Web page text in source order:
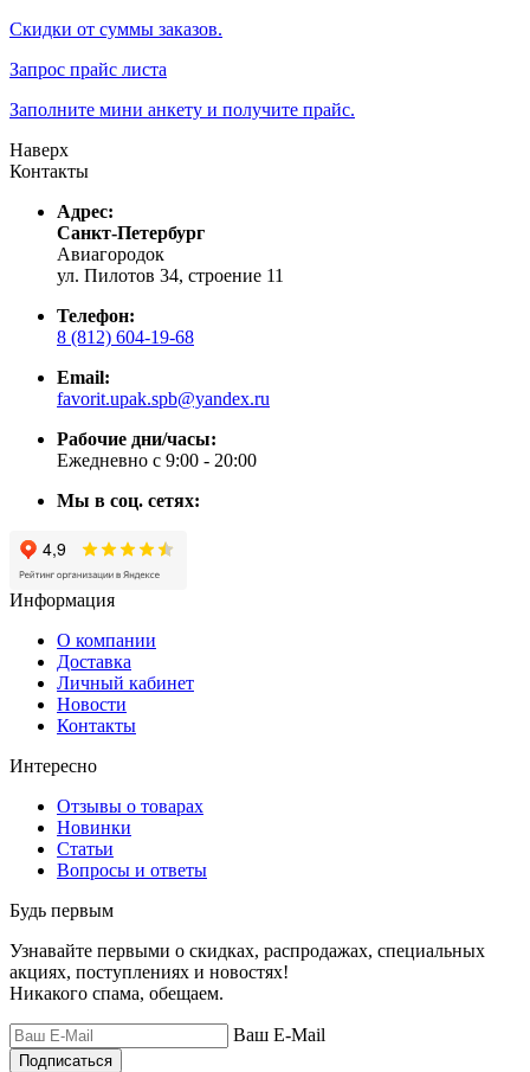
Скидки от суммы заказов.
Запрос прайс листа
Заполните мини анкету и получите прайс.
Наверх
Контакты
Адрес:
Санкт-Петербург
Авиагородок
ул. Пилотов 34, строение 11
Телефон:
8 (812) 604-19-68
Email:
favorit.upak.spb@yandex.ru
Рабочие дни/часы:
Ежедневно с 9:00 - 20:00
Мы в соц. сетях:
Информация
О компании
Доставка
Личный кабинет
Новости
Контакты
Интересно
Отзывы о товарах
Новинки
Статьи
Вопросы и ответы
Будь первым
Узнавайте первыми о скидках, распродажах, специальных
акциях, поступлениях и новостях!
Никакого спама, обещаем.
Ваш E-Mail
Подписаться